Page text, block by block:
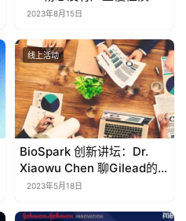
的未来【9月6日，药时代直
2023年8月15日
线上活动
BioSpark 创新讲坛：Dr.
Xiaowu Chen 聊Gilead的成
长及药物研发技术 | 药时代
2023年5月18日